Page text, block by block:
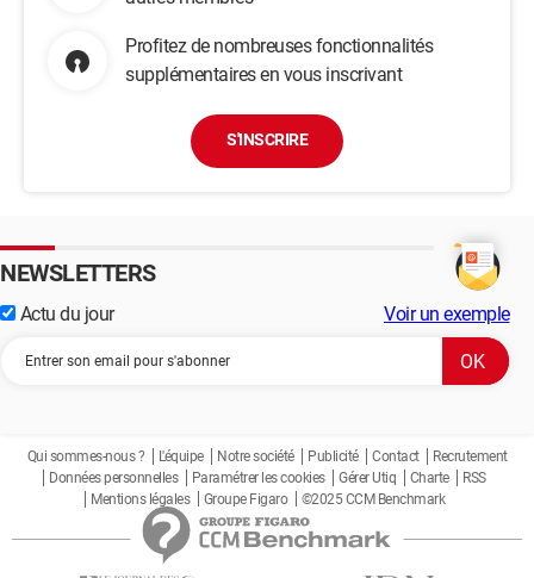
Profitez de nombreuses fonctionnalités
supplémentaires en vous inscrivant
S'INSCRIRE
NEWSLETTERS
Actu du jour Voir un exemple
Qui sommes-nous ? L'équipe Notre société Publicité Contact
Recrutement
Données personnelles
Paramétrer les cookies Gérer Utiq Charte
RSS
Mentions légales
Groupe Figaro ©2025 CCM Benchmark